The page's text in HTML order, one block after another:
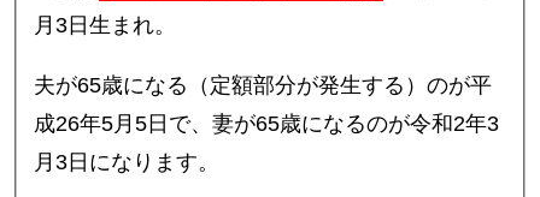
月3日生まれ。
夫が65歳になる（定額部分が発生する）のが平
成26年5月5日で、妻が65歳になるのが令和2年3
月3日になります。